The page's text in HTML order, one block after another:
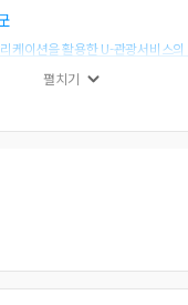
케이션을 활용한 U-관광서비스
계적 추정에 대한 제언
각에 관한 연구
펼치기